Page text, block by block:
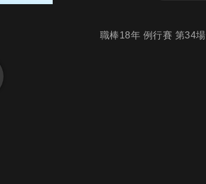
職棒18年 例行賽 第34場